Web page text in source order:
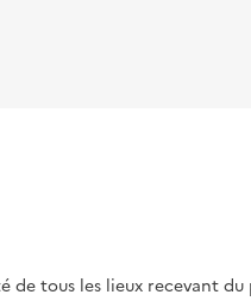
de tous les lieux recevant